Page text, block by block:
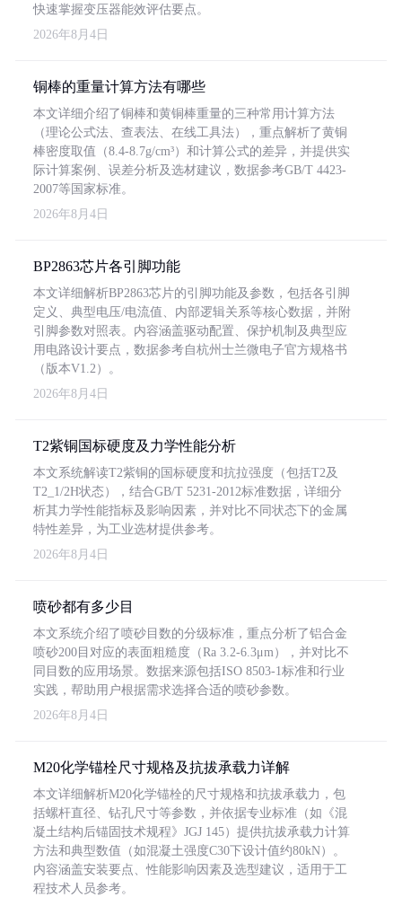
快速掌握变压器能效评估要点。
2026年8月4日
铜棒的重量计算方法有哪些
本文详细介绍了铜棒和黄铜棒重量的三种常用计算方法
（理论公式法、查表法、在线工具法），重点解析了黄铜
棒密度取值（8.4-8.7g/cm³）和计算公式的差异，并提供实
际计算案例、误差分析及选材建议，数据参考GB/T 4423-
2007等国家标准。
2026年8月4日
BP2863芯片各引脚功能
本文详细解析BP2863芯片的引脚功能及参数，包括各引脚
定义、典型电压/电流值、内部逻辑关系等核心数据，并附
引脚参数对照表。内容涵盖驱动配置、保护机制及典型应
用电路设计要点，数据参考自杭州士兰微电子官方规格书
（版本V1.2）。
2026年8月4日
T2紫铜国标硬度及力学性能分析
本文系统解读T2紫铜的国标硬度和抗拉强度（包括T2及
T2_1/2H状态），结合GB/T 5231-2012标准数据，详细分
析其力学性能指标及影响因素，并对比不同状态下的金属
特性差异，为工业选材提供参考。
2026年8月4日
喷砂都有多少目
本文系统介绍了喷砂目数的分级标准，重点分析了铝合金
喷砂200目对应的表面粗糙度（Ra 3.2-6.3μm），并对比不
同目数的应用场景。数据来源包括ISO 8503-1标准和行业
实践，帮助用户根据需求选择合适的喷砂参数。
2026年8月4日
M20化学锚栓尺寸规格及抗拔承载力详解
本文详细解析M20化学锚栓的尺寸规格和抗拔承载力，包
括螺杆直径、钻孔尺寸等参数，并依据专业标准（如《混
凝土结构后锚固技术规程》JGJ 145）提供抗拔承载力计算
方法和典型数值（如混凝土强度C30下设计值约80kN）。
内容涵盖安装要点、性能影响因素及选型建议，适用于工
程技术人员参考。